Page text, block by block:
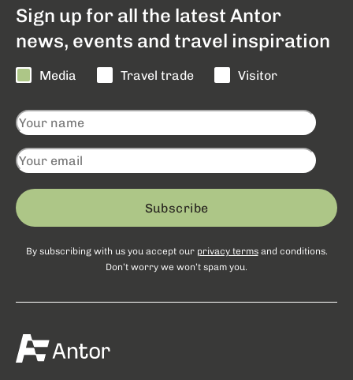
Sign up for all the latest Antor
news, events and travel inspiration
Media Travel trade Visitor
Subscribe
By subscribing with us you accept our privacy termsand conditions.
Don’t worry we won’t spam you.